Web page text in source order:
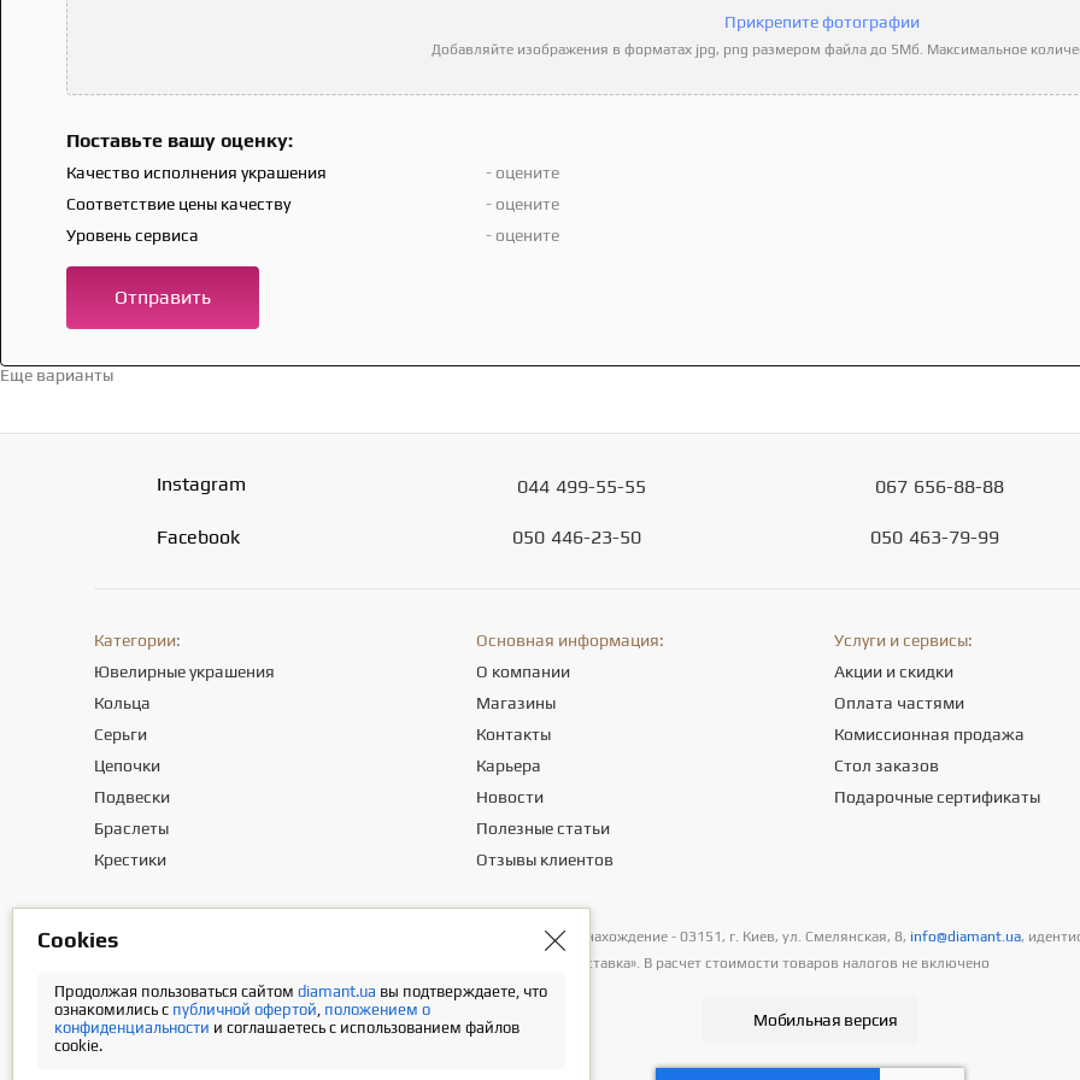
Прикрепите фотографии
Добавляйте изображения в форматах jpg, png размером файла до 5Мб. Максимальное
Поставьте вашу оценку:
Качество исполнения украшения
- оцените
Соответствие цены качеству
- оцените
Уровень сервиса
- оцените
Отправить
Еще варианты
Instagram
Facebook
044 499-55-55
050 446-23-50
067 656-88-88
050 463-79-99
Категории:
Ювелирные украшения
Кольца
Серьги
Цепочки
Подвески
Браслеты
Крестики
Основная информация:
О компании
Магазины
Контакты
Карьера
Новости
Полезные статьи
Отзывы клиентов
Услуги и сервисы:
Акции и скидки
Оплата частями
Комиссионная продажа
Стол заказов
Подарочные сертификаты
Общество с ограниченной ответственностью «ПРИКРАСИ СВІТУ». Местонахождение - 03151, г. Киев, ул. Смелянская, 8, info@diamant.ua,
Информация о стоимости доставки содержится в разделе «Оплата и доставка». В расчет стоимости товаров налогов не включено
Мобильная версия
Сookies
Продолжая пользоваться сайтом diamant.ua вы подтверждаете, что
ознакомились с публичной офертой, положением о
конфиденциальности и соглашаетесь с использованием файлов
cookie.